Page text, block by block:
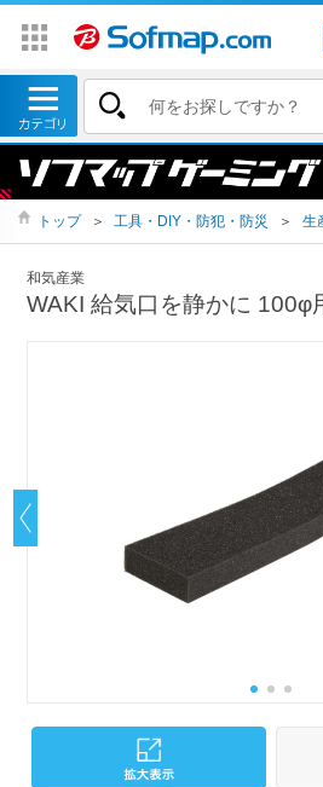
トップ ＞ 工具・DIY・防犯・防災 ＞ 生
和気産業
WAKI 給気口を静かに 100φ